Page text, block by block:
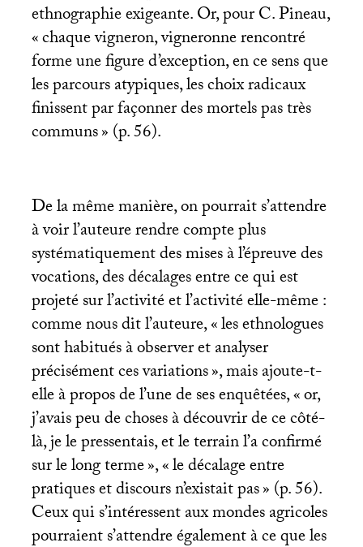
ethnographie exigeante. Or, pour C. Pineau,
«chaque vigneron, vigneronne rencontré
forme une figure d’exception, en ce sens que
les parcours atypiques, les choix radicaux
finissent par façonner des mortels pas très
communs» (p. 56).
De la même manière, on pourrait s’attendre
à voir l’auteure rendre compte plus
systématiquement des mises à l’épreuve des
vocations, des décalages entre ce qui est
projeté sur l’activité et l’activité elle-même :
comme nous dit l’auteure, «les ethnologues
sont habitués à observer et analyser
précisément ces variations», mais ajoute-t-
elle à propos de l’une de ses enquêtées, «or,
j’avais peu de choses à découvrir de ce côté-
là, je le pressentais, et le terrain l’a confirmé
sur le long terme», «le décalage entre
pratiques et discours n’existait pas» (p. 56).
Ceux qui s’intéressent aux mondes agricoles
pourraient s’attendre également à ce que les